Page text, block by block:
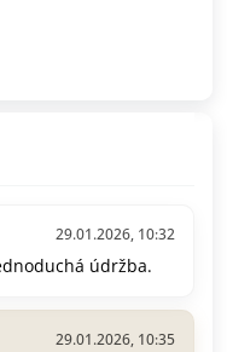
29.01.2026, 10:32
údržba.
29.01.2026, 10:35